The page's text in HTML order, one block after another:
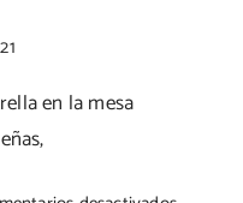
en la mesa